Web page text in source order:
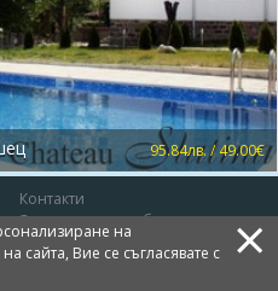
95.84лв. / 49.00€
Контакти
Защита на потребителя
Бисквитки
на
сайта, Вие се съгласявате с
×